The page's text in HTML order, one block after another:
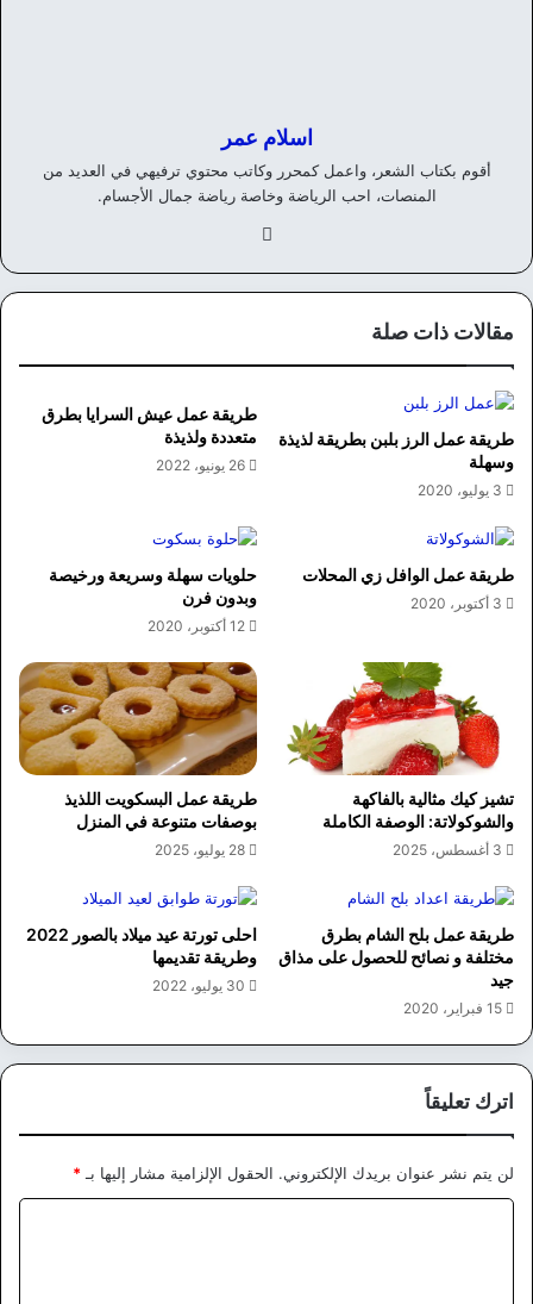
اسلام عمر
أقوم بكتاب الشعر، واعمل كمحرر وكاتب محتوي ترفيهي في العديد من
المنصات، احب الرياضة وخاصة رياضة جمال الأجسام.
وك
مقالات ذات صلة
طريقة عمل الرز بلبن بطريقة لذيذة
وسهلة
3 يوليو، 2020
طريقة عمل عيش السرايا بطرق
متعددة ولذيذة
26 يونيو، 2022
طريقة عمل الوافل زي المحلات
3 أكتوبر، 2020
حلويات سهلة وسريعة ورخيصة
وبدون فرن
12 أكتوبر، 2020
تشيز كيك مثالية بالفاكهة
والشوكولاتة: الوصفة الكاملة
3 أغسطس، 2025
طريقة عمل البسكويت اللذيذ
بوصفات متنوعة في المنزل
28 يوليو، 2025
طريقة عمل بلح الشام بطرق
مختلفة و نصائح للحصول على مذاق
جيد
15 فبراير، 2020
احلى تورتة عيد ميلاد بالصور 2022
وطريقة تقديمها
30 يوليو، 2022
اترك تعليقاً
لن يتم نشر عنوان بريدك الإلكتروني. الحقول الإلزامية مشار إليها بـ*